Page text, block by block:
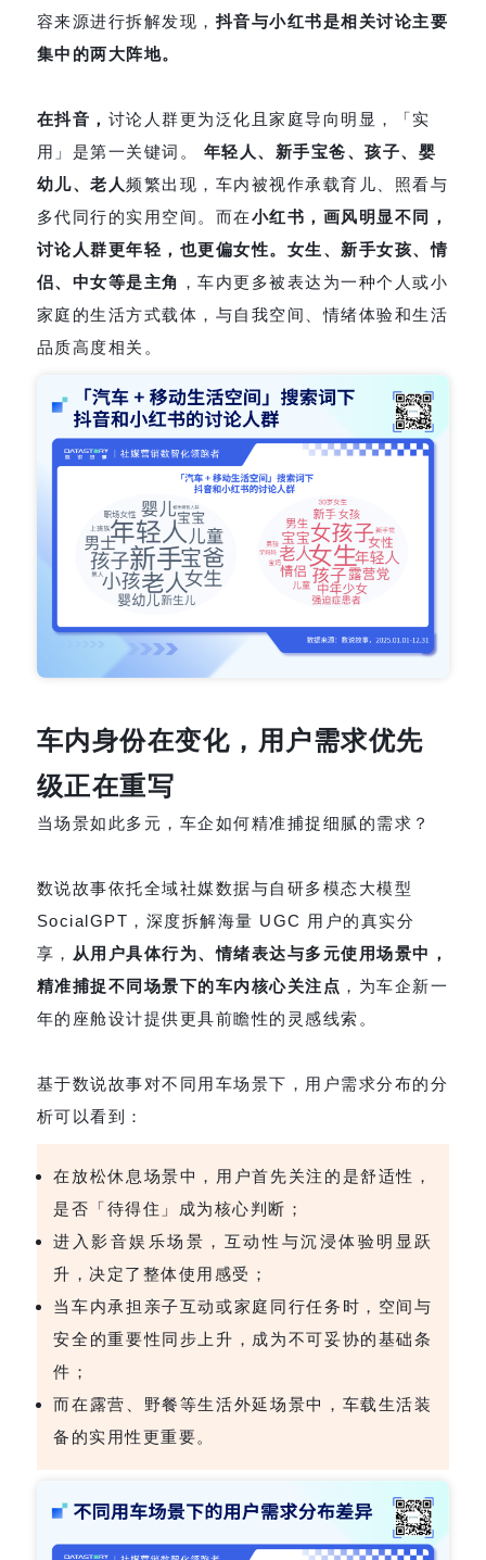
容来源进行拆解发现， 抖音与小红书是相关讨论主要
集中的两大阵地。
在抖音， 讨论人群更为泛化且家庭导向明显，「实
用」是第一关键词。
年轻人、新手宝爸、孩子、婴
幼儿、老人频繁出现，车内被视作承载育儿、照看与
多代同行的实用空间。而在小红书，画风明显不同，
讨论人群更年轻，也更偏女性。女生、新手女孩、情
侣、中女等是主角 ，车内更多被表达为一种个人或小
家庭的生活方式载体，与自我空间、情绪体验和生活
品质高度相关。
车内身份在变化，用户需求优先
级正在重写
当场景如此多元，车企如何精准捕捉细腻的需求？
数说故事依托全域社媒数据与自研多模态大模型
SocialGPT，深度拆解海量 UGC 用户的真实分
享， 从用户具体行为、情绪表达与多元使用场景中，
精准捕捉不同场景下的车内核心关注点 ，为车企新一
年的座舱设计提供更具前瞻性的灵感线索。
基于数说故事对不同用车场景下，用户需求分布的分
析可以看到：
在放松休息场景中，用户首先关注的是舒适性，
是否「待得住」成为核心判断；
进入影音娱乐场景，互动性与沉浸体验明显跃
升，决定了整体使用感受；
当车内承担亲子互动或家庭同行任务时，空间与
安全的重要性同步上升，成为不可妥协的基础条
件；
而在露营、野餐等生活外延场景中，车载生活装
备的实用性更重要。